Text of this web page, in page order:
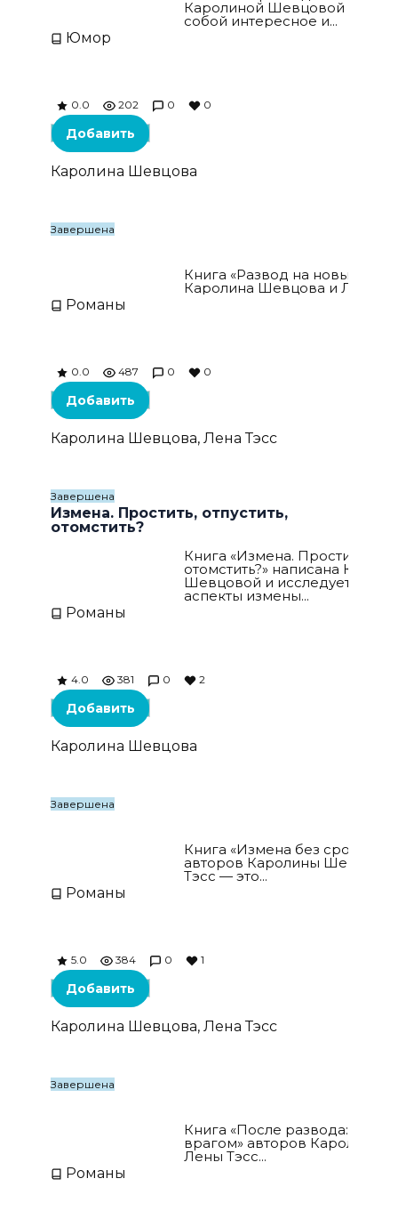
Каролиной Шевцовой и
собой интересное и...
Юмор
0.0 202 0 0
Добавить
Каролина Шевцова
Завершена
Книга «Развод на новый
Каролина Шевцова и Лена
Романы
0.0 487 0 0
Добавить
Каролина Шевцова, Лена Тэсс
Завершена
Измена. Простить, отпустить,
отомстить?
Книга «Измена. Простить,
отомстить?» написана
Шевцовой и исследует
аспекты измены...
Романы
4.0 381 0 2
Добавить
Каролина Шевцова
Завершена
Книга «Измена без срока
авторов Каролины
Тэсс — это...
Романы
5.0 384 0 1
Добавить
Каролина Шевцова, Лена Тэсс
Завершена
Книга «После развода: в
врагом» авторов Каролины
Лены Тэсс...
Романы